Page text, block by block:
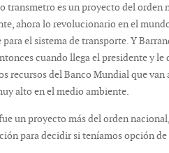
transmetro es un proyecto del orden
ahora lo revolucionario en el
para el sistema de transporte. Y
cuando llega el presidente y
recursos del Banco Mundial que
alto en el medio ambiente.
un proyecto más del orden
para decidir si teníamos opción